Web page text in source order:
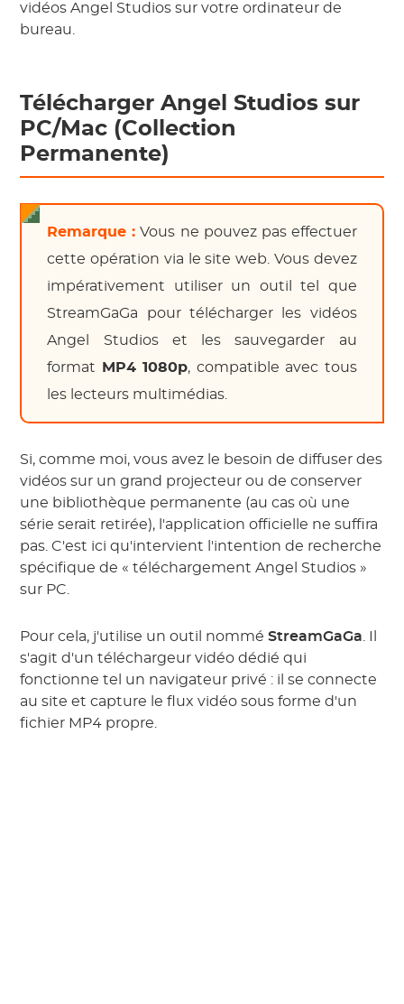
vidéos Angel Studios sur votre ordinateur de
bureau.
Télécharger Angel Studios sur
PC/Mac (Collection
Permanente)
Remarque : Vous ne pouvez pas effectuer
cette opération via le site web. Vous devez
impérativement utiliser un outil tel que
StreamGaGa pour télécharger les vidéos
Angel Studios et les sauvegarder au
format
MP4 1080p, compatible avec tous
les lecteurs multimédias.
Si, comme moi, vous avez le besoin de diffuser des
vidéos sur un grand projecteur ou de conserver
une bibliothèque permanente (au cas où une
série serait retirée), l'application officielle ne suffira
pas. C'est ici qu'intervient l'intention de recherche
spécifique de « téléchargement Angel Studios »
sur PC.
Pour cela, j'utilise un outil nomméStreamGaGa
s'agit d'un téléchargeur vidéo dédié qui
fonctionne tel un navigateur privé : il se connecte
au site et capture le flux vidéo sous forme d'un
fichier MP4 propre.